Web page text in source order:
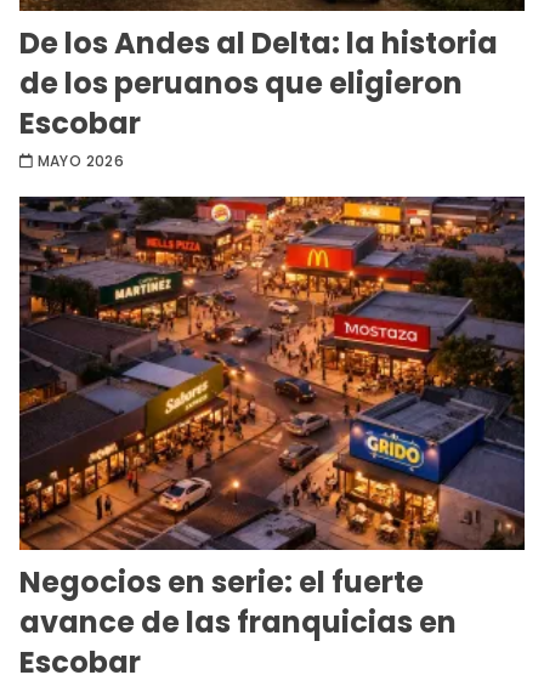
De los Andes al Delta: la historia
de los peruanos que eligieron
Escobar
MAYO 2026
Negocios en serie: el fuerte
avance de las franquicias en
Escobar